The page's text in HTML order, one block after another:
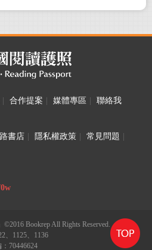
合作提案 媒體專區
聯絡我
書店 隱私權政策 常見問題
Bookrep All Rights Reserved.
、1125、1136
70446624